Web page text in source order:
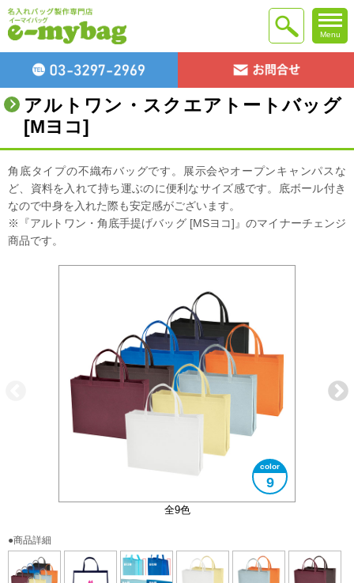
Menu
アルトワン・スクエアトートバッグ
[Mヨコ]
角底タイプの不織布バッグです。展示会やオープンキャンパスな
ど、資料を入れて持ち運ぶのに便利なサイズ感です。底ボール付き
なので中身を入れた際も安定感がございます。
※『アルトワン・角底手提げバッグ [MSヨコ]』のマイナーチェンジ
商品です。
全9色
9
A4サイズ対応
従来品との比較（詳細は備考欄ご確認ください）
●商品詳細